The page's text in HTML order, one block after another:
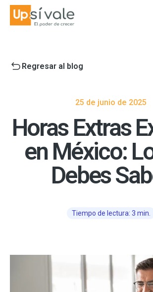
Regresar al blog
25 de junio de 2025
Horas Extras
en México:
Debes
Tiempo de lectura: 3 min.